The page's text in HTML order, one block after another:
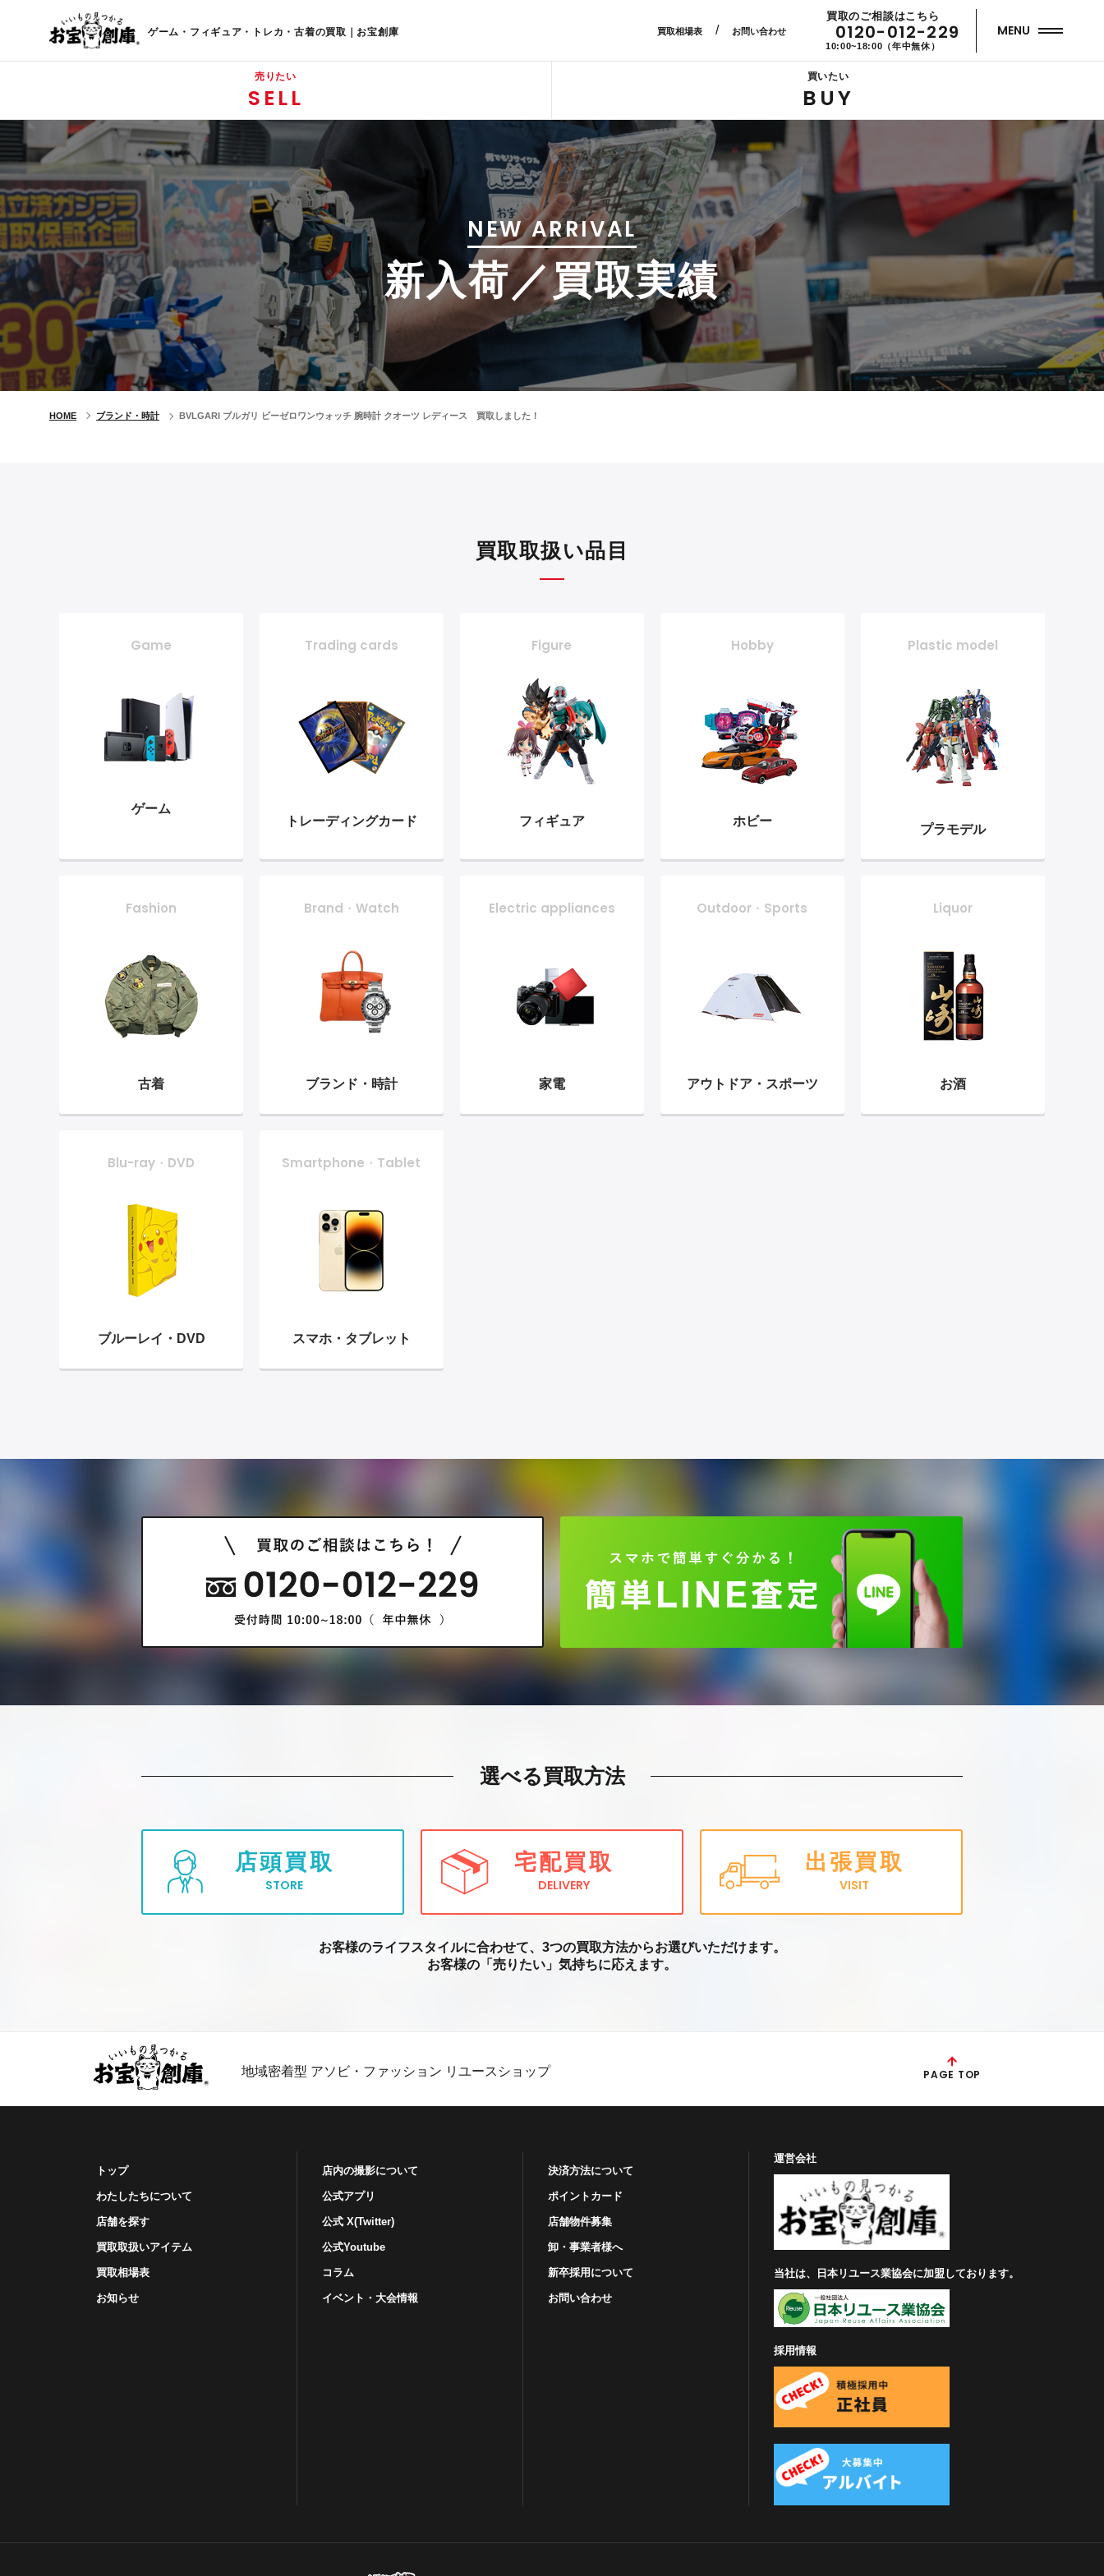
ゲーム・フィギュア・トレカ・古着の買取｜お宝創庫 買取相場表/ お問い合わせ
買取のご相談はこちら
0120-012-229
10:00~18:00（年中無休）
MENU
売りたい
SELL
買いたい
BUY
NEW ARRIVAL
新入荷／買取実績
HOME ブランド・時計 BVLGARI ブルガリ ビーゼロワンウォッチ 腕時計 クオーツ レディース 買取しました！
買取取扱い品目
Game
ゲーム
Trading cards
トレーディングカード
Figure
フィギュア
Hobby
ホビー
Plastic model
プラモデル
Fashion
古着
Brand・Watch
ブランド・時計
Electric appliances
家電
Outdoor・Sports
アウトドア・ スポーツ
Liquor
お酒
Blu-ray・DVD
ブルーレイ・ DVD
Smartphone・Tablet
スマホ・ タブレット
選べる買取方法
店頭買取
STORE
宅配買取
DELIVERY
出張買取
VISIT
お客様のライフスタイルに合わせて、3つの買取方法からお選びいただけます。
お客様の「売りたい」気持ちに応えます。
地域密着型 アソビ・ファッション リユースショップ PAGE TOP
トップ
わたしたちについて
店舗を探す
買取取扱いアイテム
買取相場表
お知らせ
店内の撮影について
公式アプリ
公式 X(Twitter)
公式Youtube
コラム
イベント・⼤会情報
決済方法について
ポイントカード
店舗物件募集
卸・事業者様へ
新卒採用について
お問い合わせ
運営会社
当社は、日本リユース業協会に加盟しております。
採用情報